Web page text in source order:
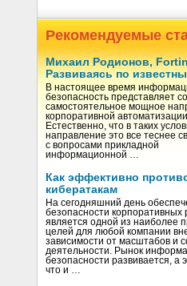
Рекомендуемые
Михаил Родионов,
Развиваясь по
В настоящее время
безопасность представляет
самостоятельное мощное
корпоративной автоматизации.
Естественно, что в таких
направление это все теснее
с вопросами прикладной
информационной …
Как эффективно
кибератакам
На сегодняшний день
безопасности корпоративных
является одной из наиболее
целей для любой компании
зависимости от масштабов и
деятельности. Рынок
безопасности развивается, а
что и …